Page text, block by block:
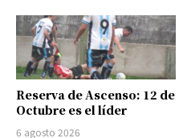
Reserva de Ascenso: 12 de
Octubre es el líder
6 agosto 2026